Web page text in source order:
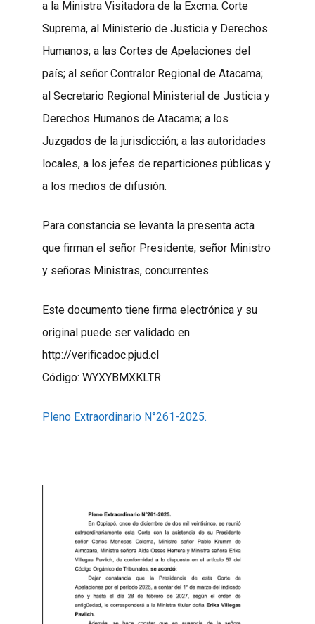
a la Ministra Visitadora de la Excma. Corte
Suprema, al Ministerio de Justicia y Derechos
Humanos; a las Cortes de Apelaciones del
país; al señor Contralor Regional de Atacama;
al Secretario Regional Ministerial de Justicia y
Derechos Humanos de Atacama; a los
Juzgados de la jurisdicción; a las autoridades
locales, a los jefes de reparticiones públicas y
a los medios de difusión.
Para constancia se levanta la presenta acta
que firman el señor Presidente, señor Ministro
y señoras Ministras, concurrentes.
Este documento tiene firma electrónica y su
original puede ser validado en
http://verificadoc.pjud.cl
Código: WYXYBMXKLTR
Pleno Extraordinario N°261-2025.